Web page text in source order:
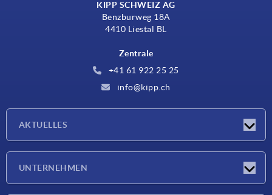
KIPP SCHWEIZ AG
Benzburweg 18A
4410 Liestal BL
Zentrale
+41 61 922 25 25
info@kipp.ch
AKTUELLES
UNTERNEHMEN